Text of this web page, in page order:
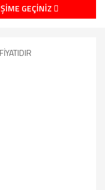
GEÇİNİZ